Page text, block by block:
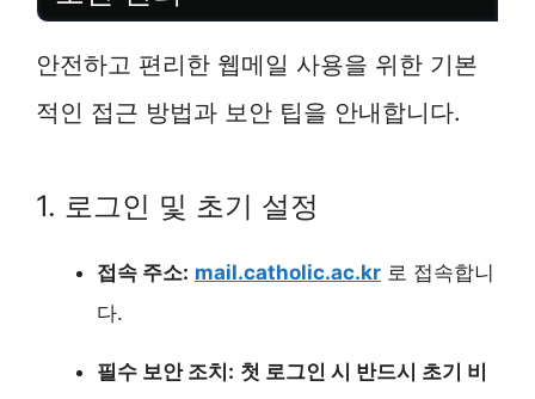
안전하고 편리한 웹메일 사용을 위한 기본
적인 접근 방법과 보안 팁을 안내합니다.
1. 로그인 및 초기 설정
접속 주소: mail.catholic.ac.kr 로 접속합니
다.
필수 보안 조치: 첫 로그인 시 반드시 초기 비